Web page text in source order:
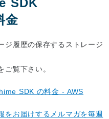
SDK
金
ジ履歴の保存するストレージ
ご覧下さい。
SDK の料金 - AWS
をお届けするメルマガを毎週